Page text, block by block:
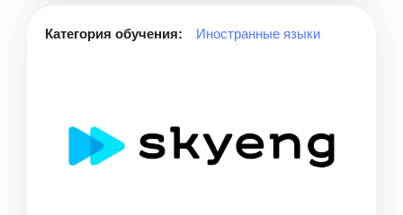
Категория обучения: Иностранные языки